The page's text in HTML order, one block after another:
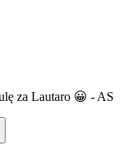
za Lautaro 😀 - AS